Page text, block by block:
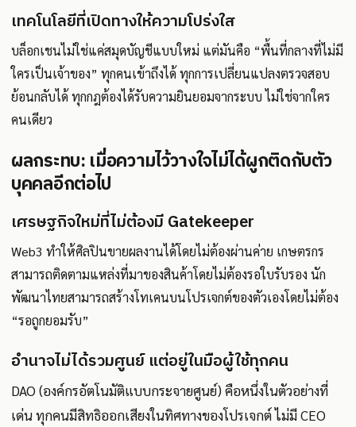
เทคโนโลยีที่เปิดทางให้ความโปร่งใส
บล็อกเชนไม่ใช่แค่สมุดบัญชีแบบใหม่ แต่มันคือ “พื้นที่กลางที่ไม่มี
ใครเป็นเจ้าของ” ทุกคนเข้าถึงได้ ทุกการเปลี่ยนแปลงตรวจสอบ
ย้อนกลับได้ ทุกกฎต้องได้รับความยินยอมจากระบบ ไม่ใช่จากใคร
คนเดียว
ผลกระทบ: เมื่อความไว้วางใจไม่ได้ผูกติดกับตัว
บุคคลอีกต่อไป
เศรษฐกิจใหม่ที่ไม่ต้องมี Gatekeeper
Web3 ทำให้ศิลปินขายผลงานได้โดยไม่ต้องผ่านค่าย เกษตรกร
สามารถติดตามแหล่งที่มาของสินค้าโดยไม่ต้องรอใบรับรอง นัก
พัฒนาไทยสามารถสร้างโทเคนบนโปรเจกต์ของตัวเองโดยไม่ต้อง
“รอถูกยอมรับ”
อำนาจไม่ได้รวมศูนย์ แต่อยู่ในมือผู้ใช้ทุกคน
DAO (องค์กรอัตโนมัติแบบกระจายศูนย์) คือหนึ่งในตัวอย่างที่
เด่น ทุกคนมีสิทธิออกเสียงในทิศทางของโปรเจกต์ ไม่มี CEO